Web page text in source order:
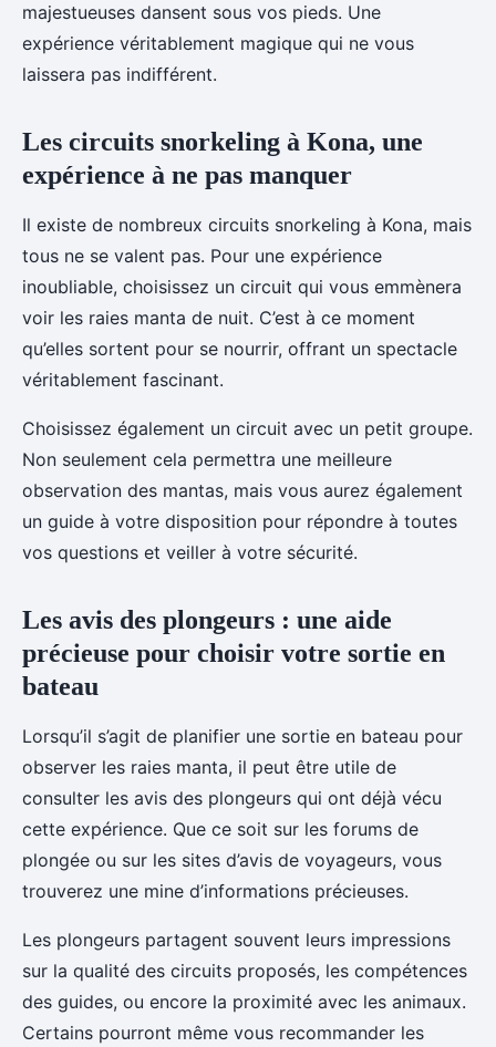
majestueuses dansent sous vos pieds. Une
expérience véritablement magique qui ne vous
laissera pas indifférent.
Les circuits snorkeling à Kona, une
expérience à ne pas manquer
Il existe de nombreux circuits snorkeling à Kona, mais
tous ne se valent pas. Pour une expérience
inoubliable, choisissez un circuit qui vous emmènera
voir les raies manta de nuit. C’est à ce moment
qu’elles sortent pour se nourrir, offrant un spectacle
véritablement fascinant.
Choisissez également un circuit avec un petit groupe.
Non seulement cela permettra une meilleure
observation des mantas, mais vous aurez également
un guide à votre disposition pour répondre à toutes
vos questions et veiller à votre sécurité.
Les avis des plongeurs : une aide
précieuse pour choisir votre sortie en
bateau
Lorsqu’il s’agit de planifier une sortie en bateau pour
observer les raies manta, il peut être utile de
consulter les avis des plongeurs qui ont déjà vécu
cette expérience. Que ce soit sur les forums de
plongée ou sur les sites d’avis de voyageurs, vous
trouverez une mine d’informations précieuses.
Les plongeurs partagent souvent leurs impressions
sur la qualité des circuits proposés, les compétences
des guides, ou encore la proximité avec les animaux.
Certains pourront même vous recommander les